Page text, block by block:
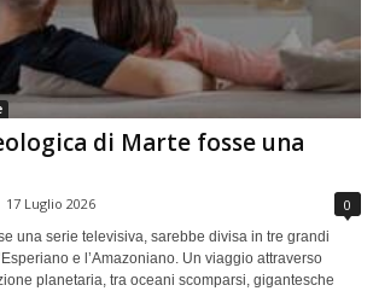
di Marte fosse una
17 Luglio 2026 0
una serie televisiva, sarebbe divisa in tre grandi
e l’Amazoniano. Un viaggio attraverso
planetaria, tra oceani scomparsi, gigantesche